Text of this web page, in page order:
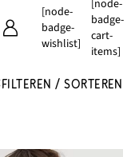
[node-
badge-
wishlist]
[node-
badge-
cart-
items]
FILTEREN / SORTEREN